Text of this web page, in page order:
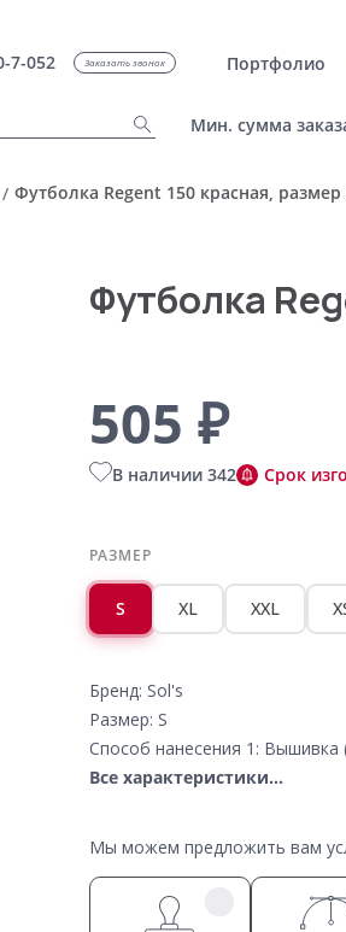
7-052 Заказать звонок Портфолио
Мин. сумма
/ Футболка Regent 150 красная, размер
Футболка
505 ₽
В наличии 342 Срок
РАЗМЕР
S XL XXL
Бренд: Sol's
Размер: S
Способ нанесения 1: Вышивка
Все характеристики...
Мы можем предложить вам